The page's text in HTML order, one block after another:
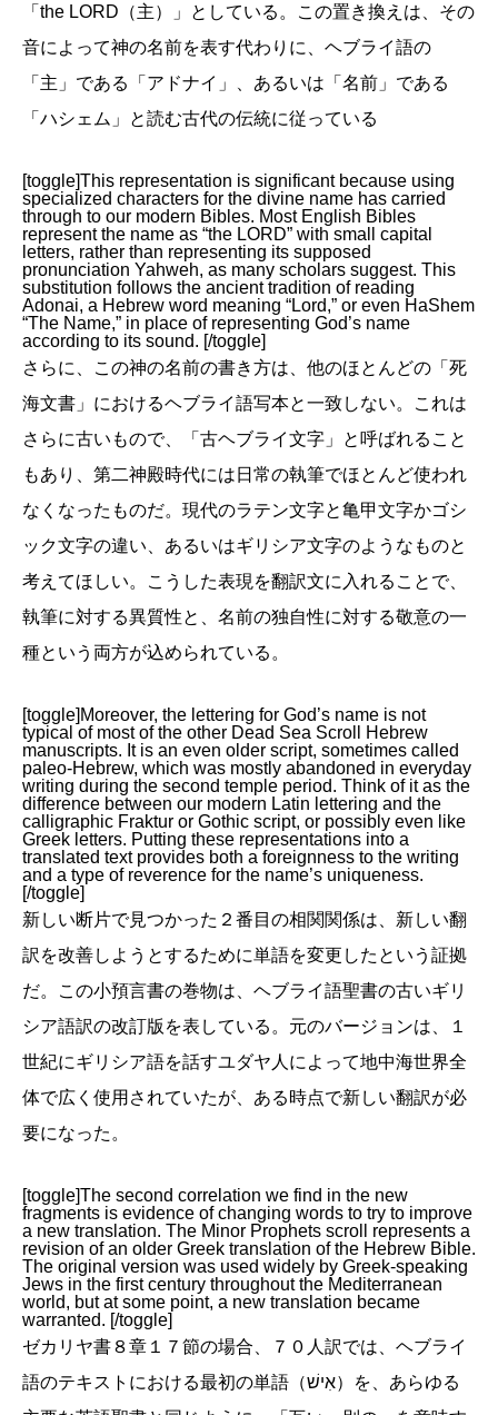
「the LORD（主）」としている。この置き換えは、その
音によって神の名前を表す代わりに、ヘブライ語の
「主」である「アドナイ」、あるいは「名前」である
「ハシェム」と読む古代の伝統に従っている
[toggle]This representation is significant because using
specialized characters for the divine name has carried
through to our modern Bibles. Most English Bibles
represent the name as “the LORD” with small capital
letters, rather than representing its supposed
pronunciation Yahweh, as many scholars suggest. This
substitution follows the ancient tradition of reading
Adonai, a Hebrew word meaning “Lord,” or even HaShem
“The Name,” in place of representing God’s name
according to its sound. [/toggle]
さらに、この神の名前の書き方は、他のほとんどの「死
海文書」におけるヘブライ語写本と一致しない。これは
さらに古いもので、「古ヘブライ文字」と呼ばれること
もあり、第二神殿時代には日常の執筆でほとんど使われ
なくなったものだ。現代のラテン文字と亀甲文字かゴシ
ック文字の違い、あるいはギリシア文字のようなものと
考えてほしい。こうした表現を翻訳文に入れることで、
執筆に対する異質性と、名前の独自性に対する敬意の一
種という両方が込められている。
[toggle]Moreover, the lettering for God’s name is not
typical of most of the other Dead Sea Scroll Hebrew
manuscripts. It is an even older script, sometimes called
paleo-Hebrew, which was mostly abandoned in everyday
writing during the second temple period. Think of it as the
difference between our modern Latin lettering and the
calligraphic Fraktur or Gothic script, or possibly even like
Greek letters. Putting these representations into a
translated text provides both a foreignness to the writing
and a type of reverence for the name’s uniqueness.
[/toggle]
新しい断片で見つかった２番目の相関関係は、新しい翻
訳を改善しようとするために単語を変更したという証拠
だ。この小預言書の巻物は、ヘブライ語聖書の古いギリ
シア語訳の改訂版を表している。元のバージョンは、１
世紀にギリシア語を話すユダヤ人によって地中海世界全
体で広く使用されていたが、ある時点で新しい翻訳が必
要になった。
[toggle]The second correlation we find in the new
fragments is evidence of changing words to try to improve
a new translation. The Minor Prophets scroll represents a
revision of an older Greek translation of the Hebrew Bible.
The original version was used widely by Greek-speaking
Jews in the first century throughout the Mediterranean
world, but at some point, a new translation became
warranted. [/toggle]
ゼカリヤ書８章１７節の場合、７０人訳では、ヘブライ
語のテキストにおける最初の単語（אִישׁ）を、あらゆる